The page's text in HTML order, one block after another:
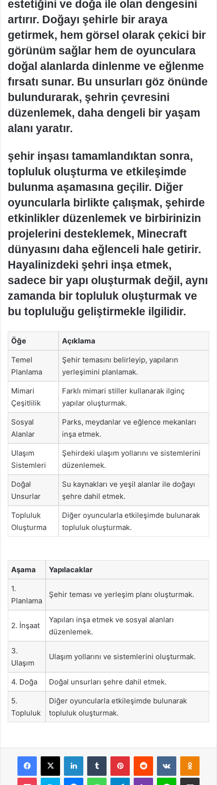
estetiğini ve doğa ile olan dengesini
artırır. Doğayı şehirle bir araya
getirmek, hem görsel olarak çekici bir
görünüm sağlar hem de oyunculara
doğal alanlarda dinlenme ve eğlenme
fırsatı sunar. Bu unsurları göz önünde
bulundurarak, şehrin çevresini
düzenlemek, daha dengeli bir yaşam
alanı yaratır.
şehir inşası tamamlandıktan sonra,
topluluk oluşturma ve etkileşimde
bulunma aşamasına geçilir. Diğer
oyuncularla birlikte çalışmak, şehirde
etkinlikler düzenlemek ve birbirinizin
projelerini desteklemek, Minecraft
dünyasını daha eğlenceli hale getirir.
Hayalinizdeki şehri inşa etmek,
sadece bir yapı oluşturmak değil, aynı
zamanda bir topluluk oluşturmak ve
bu topluluğu geliştirmekle ilgilidir.
Öğe Açıklama
Temel
Planlama
Şehir temasını belirleyip, yapıların
yerleşimini planlamak.
Mimari
Çeşitlilik
Farklı mimari stiller kullanarak ilginç
yapılar oluşturmak.
Sosyal
Alanlar
Parks, meydanlar ve eğlence mekanları
inşa etmek.
Ulaşım
Sistemleri
Şehirdeki ulaşım yollarını ve sistemlerini
düzenlemek.
Doğal
Unsurlar
Su kaynakları ve yeşil alanlar ile doğayı
şehre dahil etmek.
Topluluk
Oluşturma
Diğer oyuncularla etkileşimde bulunarak
topluluk oluşturmak.
Aşama Yapılacaklar
1.
Planlama
Şehir teması ve yerleşim planı oluşturmak.
2. İnşaat
Yapıları inşa etmek ve sosyal alanları
düzenlemek.
3.
Ulaşım
Ulaşım yollarını ve sistemlerini oluşturmak.
4. Doğa Doğal unsurları şehre dahil etmek.
5.
Topluluk
Diğer oyuncularla etkileşimde bulunarak
topluluk oluşturmak.
Facebook
X LinkedInTumblr PinterestReddit VKontakte
Pocket Skype MessengerWhatsAppTelegramViber Line E-Posta ile